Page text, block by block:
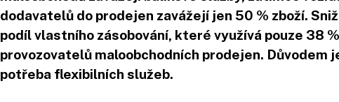
dodavatelů do prodejen zavážejí jen 50 % zboží.
podíl vlastního zásobování, které využívá pouze 38 %
provozovatelů maloobchodních prodejen. Důvodem
potřeba flexibilních služeb.